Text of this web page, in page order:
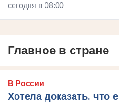
сегодня в 08:00
Главное в стране
В России
Хотела доказать, что